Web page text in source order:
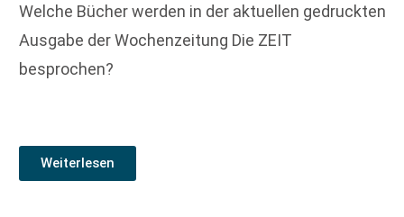
Welche Bücher werden in der aktuellen gedruckten
Ausgabe der Wochenzeitung Die ZEIT
besprochen?
Weiterlesen